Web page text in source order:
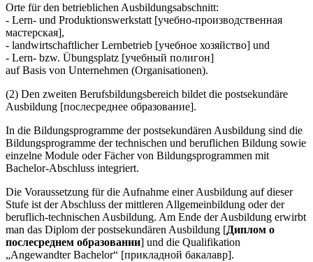
Orte für den betrieblichen Ausbildungsabschnitt:
- Lern- und Produktionswerkstatt [учебно-производственная
мастерская],
- landwirtschaftlicher Lernbetrieb [учебное хозяйство] und
- Lern- bzw. Übungsplatz [учебный полигон]
auf Basis von Unternehmen (Organisationen).
(2) Den zweiten Berufsbildungsbereich bildet die postsekundäre
Ausbildung [послесреднее образование].
In die Bildungsprogramme der postsekundären Ausbildung sind die
Bildungsprogramme der technischen und beruflichen Bildung sowie
einzelne Module oder Fächer von Bildungsprogrammen mit
Bachelor-Abschluss integriert.
Die Voraussetzung für die Aufnahme einer Ausbildung auf dieser
Stufe ist der Abschluss der mittleren Allgemeinbildung oder der
beruflich-technischen Ausbildung. Am Ende der Ausbildung erwirbt
man das Diplom der postsekundären Ausbildung [Диплом о
послесреднем образовании] und die Qualifikation
„Angewandter Bachelor“ [прикладной бакалавр].